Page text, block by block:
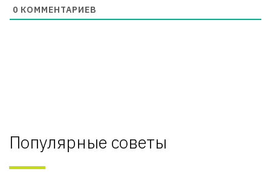
0 КОММЕНТАРИЕВ
Популярные советы